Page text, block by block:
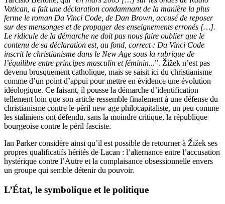
Vatican, a fait une déclaration condamnant de la manière la plus
ferme le roman Da Vinci Code, de Dan Brown, accusé de reposer
sur des mensonges et de propager des enseignements erronés […].
Le ridicule de la démarche ne doit pas nous faire oublier que le
contenu de sa déclaration est, au fond, correct : Da Vinci Code
inscrit le christianisme dans le New Age sous la rubrique de
l’équilibre entre principes masculin et féminin...”. Žižek n’est pas
devenu brusquement catholique, mais se saisit ici du christianisme
comme d’un point d’appui pour mettre en évidence une évolution
idéologique. Ce faisant, il pousse la démarche d’identification
tellement loin que son article ressemble finalement à une défense du
christianisme contre le péril new age philocapitaliste, un peu comme
les staliniens ont défendu, sans la moindre critique, la république
bourgeoise contre le péril fasciste.
Ian Parker considère ainsi qu’il est possible de retourner à Žižek ses
propres qualificatifs hérités de Lacan : l’alternance entre l’accusation
hystérique contre l’Autre et la complaisance obsessionnelle envers
un groupe qui semble détenir du pouvoir.
L’État, le symbolique et le politique